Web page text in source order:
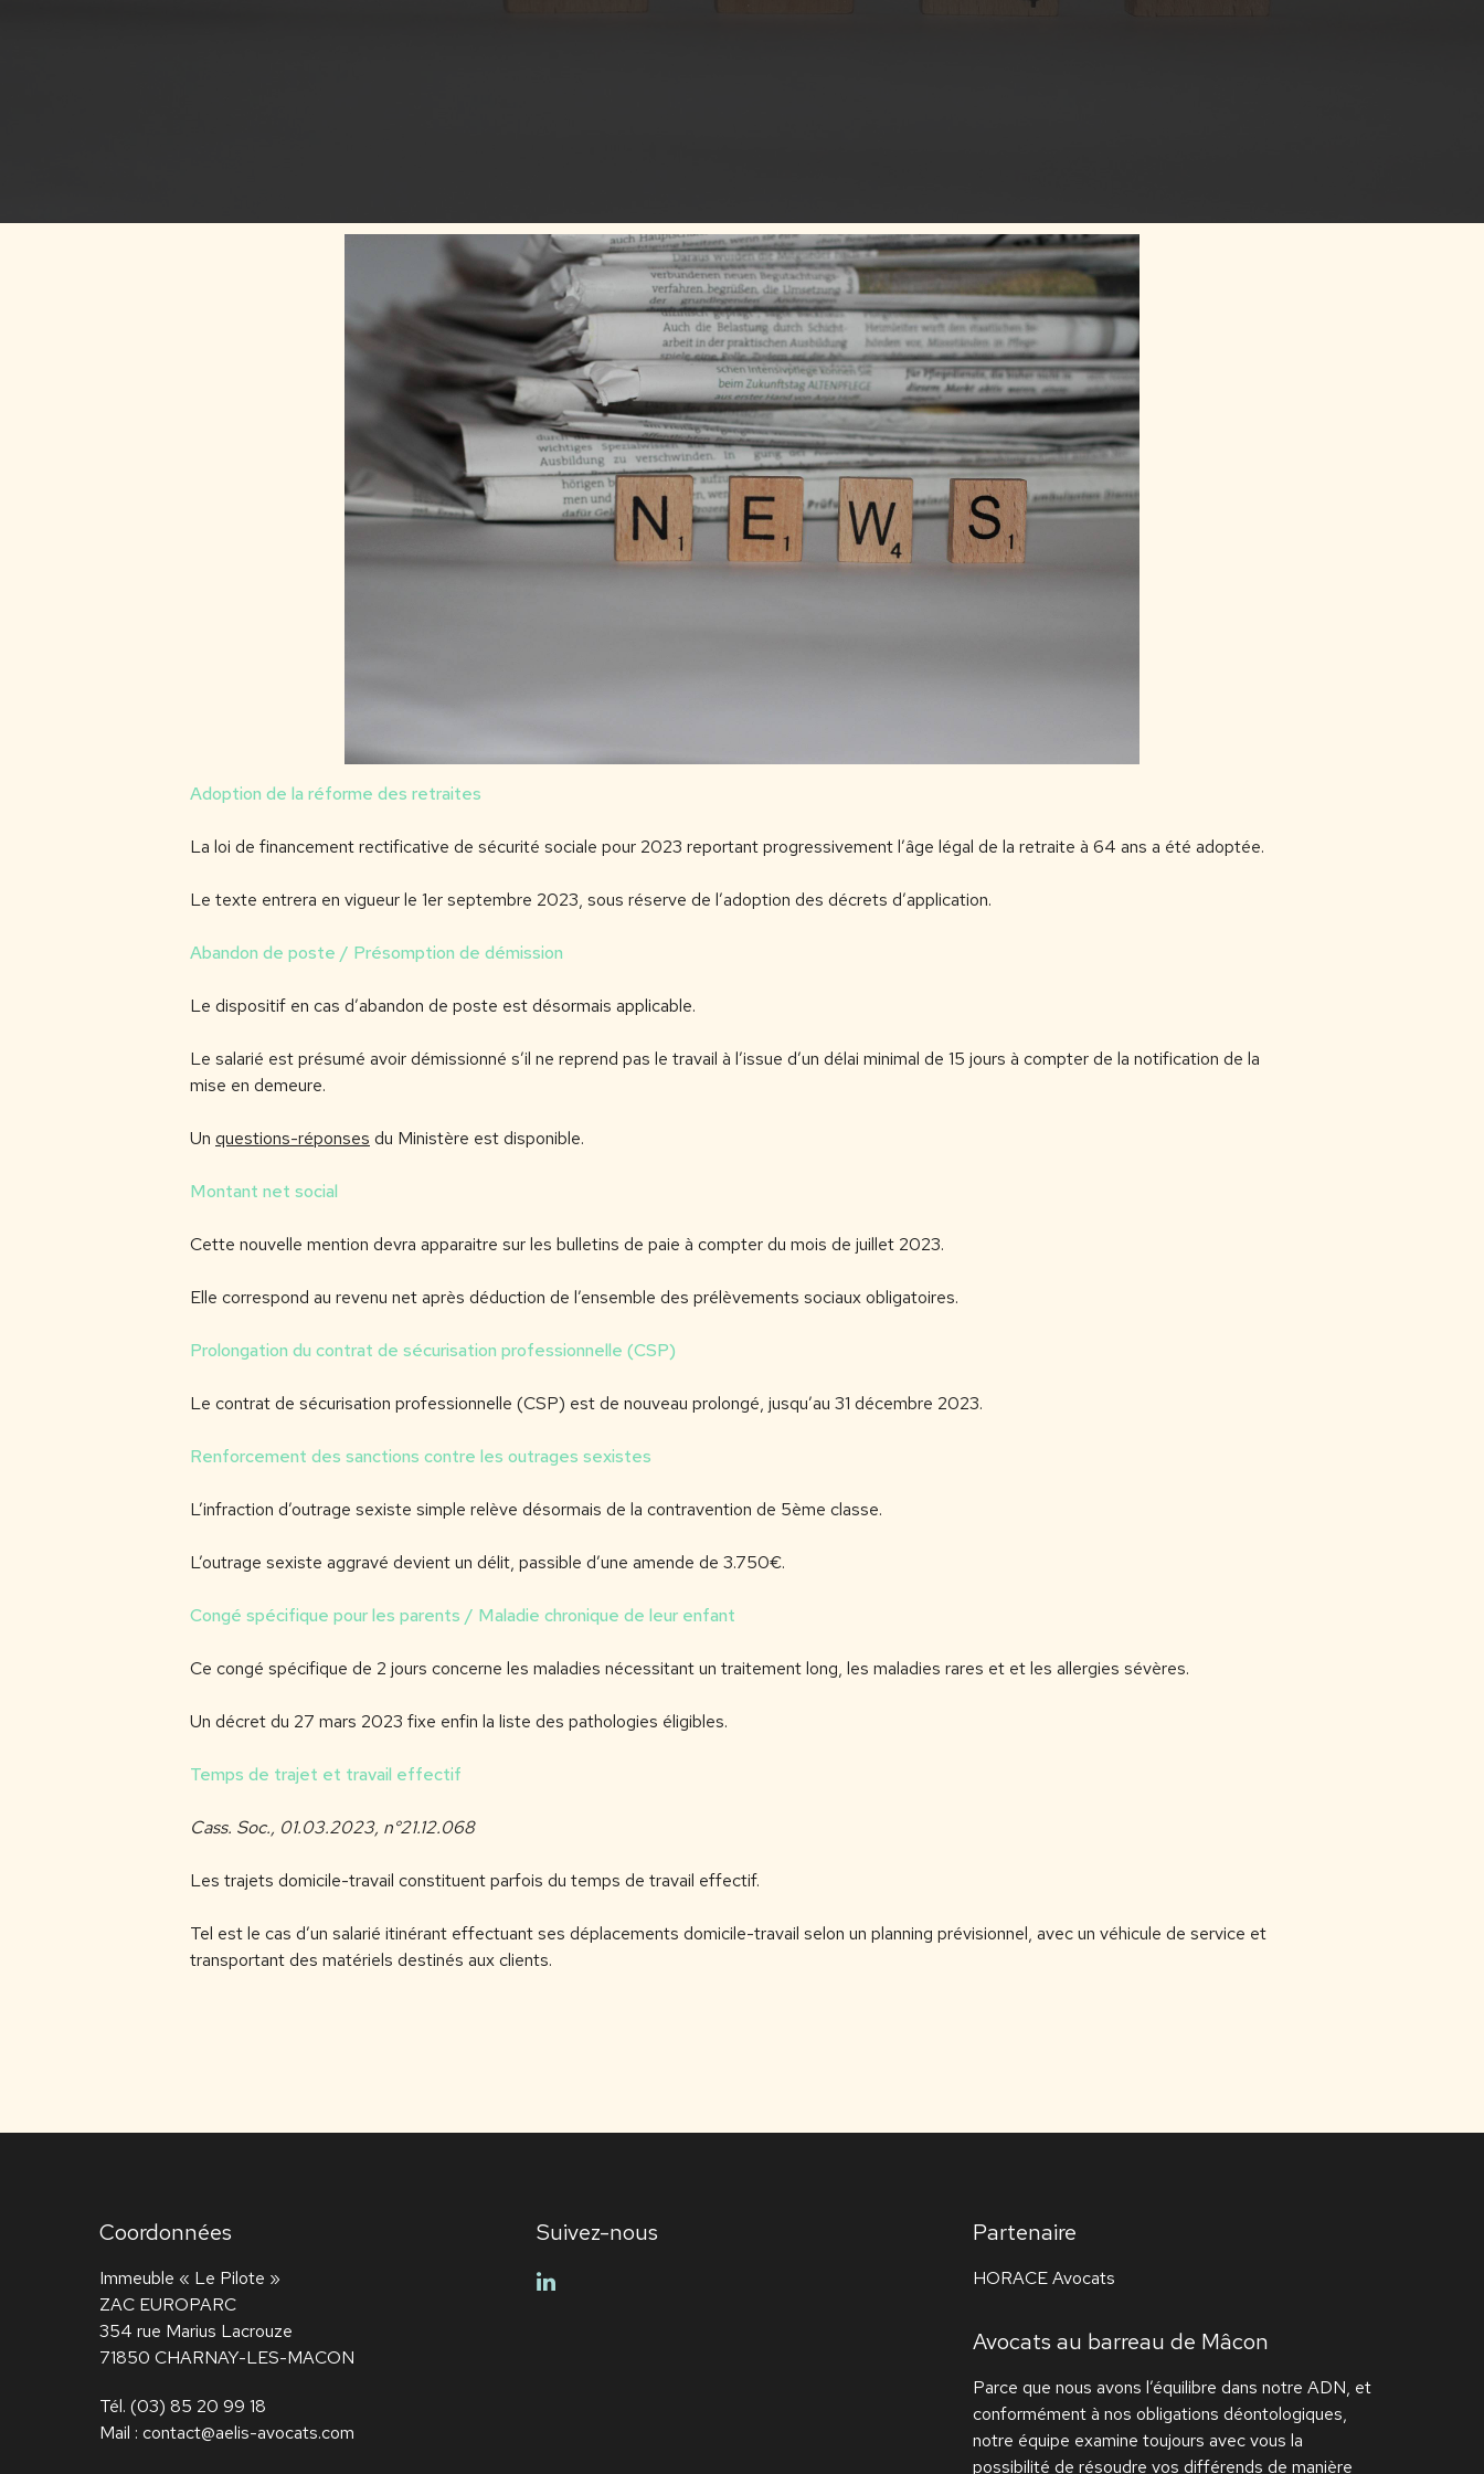
Adoption de la réforme des retraites
La loi de financement rectificative de sécurité sociale pour 2023 reportant progressivement l’âge légal de la retraite à 64 ans a été adoptée.
Le texte entrera en vigueur le 1er septembre 2023, sous réserve de l’adoption des décrets d’application.
Abandon de poste / Présomption de démission
Le dispositif en cas d’abandon de poste est désormais applicable.
Le salarié est présumé avoir démissionné s’il ne reprend pas le travail à l’issue d’un délai minimal de 15 jours à compter de la notification de la
mise en demeure.
Un questions-réponses du Ministère est disponible.
Montant net social
Cette nouvelle mention devra apparaitre sur les bulletins de paie à compter du mois de juillet 2023.
Elle correspond au revenu net après déduction de l’ensemble des prélèvements sociaux obligatoires.
Prolongation du contrat de sécurisation professionnelle (CSP)
Le contrat de sécurisation professionnelle (CSP) est de nouveau prolongé, jusqu’au 31 décembre 2023.
Renforcement des sanctions contre les outrages sexistes
L’infraction d’outrage sexiste simple relève désormais de la contravention de 5ème classe.
L’outrage sexiste aggravé devient un délit, passible d’une amende de 3.750€.
Congé spécifique pour les parents / Maladie chronique de leur enfant
Ce congé spécifique de 2 jours concerne les maladies nécessitant un traitement long, les maladies rares et et les allergies sévères.
Un décret du 27 mars 2023 fixe enfin la liste des pathologies éligibles.
Temps de trajet et travail effectif
Cass. Soc., 01.03.2023, n°21.12.068
Les trajets domicile-travail constituent parfois du temps de travail effectif.
Tel est le cas d’un salarié itinérant effectuant ses déplacements domicile-travail selon un planning prévisionnel, avec un véhicule de service et
transportant des matériels destinés aux clients.
Coordonnées
Immeuble « Le Pilote »
ZAC EUROPARC
354 rue Marius Lacrouze
71850 CHARNAY-LES-MACON
Tél. (03) 85 20 99 18
Mail : contact@aelis-avocats.com
Suivez-nous
linkedin
Partenaire
HORACE Avocats
Avocats au barreau de Mâcon
Parce que nous avons l’équilibre dans notre ADN, et
conformément à nos obligations déontologiques,
notre équipe examine toujours avec vous la
possibilité de résoudre vos différends de manière